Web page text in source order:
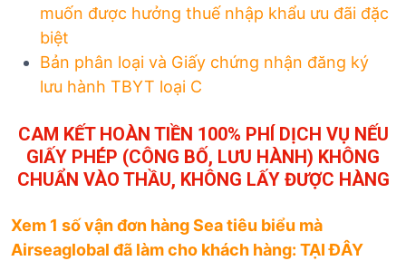
muốn được hưởng thuế nhập khẩu ưu đãi đặc
biệt
Bản phân loại và Giấy chứng nhận đăng ký
lưu hành TBYT loại C
CAM KẾT HOÀN TIỀN 100% PHÍ DỊCH VỤ NẾU
GIẤY PHÉP (CÔNG BỐ, LƯU HÀNH) KHÔNG
CHUẨN VÀO THẦU, KHÔNG LẤY ĐƯỢC HÀNG
Xem 1 số vận đơn hàng Sea tiêu biểu mà
Airseaglobal đã làm cho khách hàng: TẠI ĐÂY